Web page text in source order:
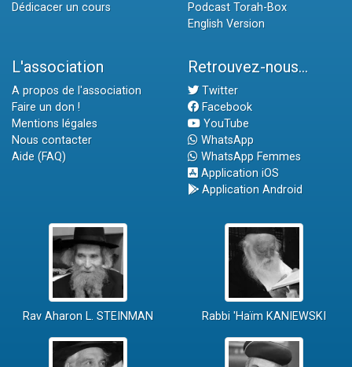
Dédicacer un cours
Podcast Torah-Box
English Version
L'association
A propos de l'association
Faire un don !
Mentions légales
Nous contacter
Aide (FAQ)
Retrouvez-nous...
Twitter
Facebook
YouTube
WhatsApp
WhatsApp Femmes
Application iOS
Application Android
Rav Aharon L. STEINMAN Rabbi 'Haïm KANIEWSKI